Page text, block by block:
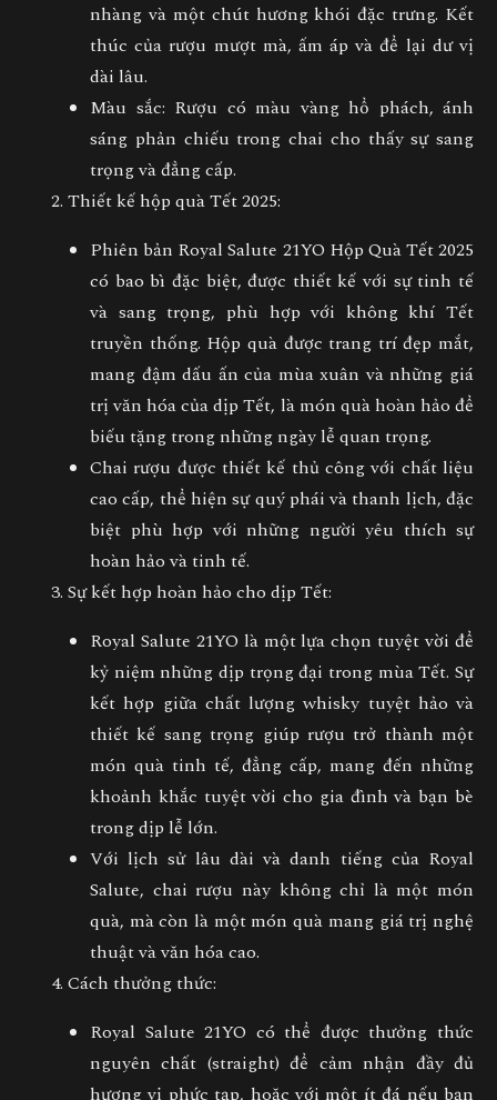
nhàng và một chút hương khói đặc trưng. Kết
thúc của rượu mượt mà, ấm áp và để lại dư vị
dài lâu.
Màu sắc: Rượu có màu vàng hổ phách, ánh
sáng phản chiếu trong chai cho thấy sự sang
trọng và đẳng cấp.
Thiết kế hộp quà Tết 2025:
Phiên bản Royal Salute 21YO Hộp Quà Tết 2025
có bao bì đặc biệt, được thiết kế với sự tinh tế
và sang trọng, phù hợp với không khí Tết
truyền thống. Hộp quà được trang trí đẹp mắt,
mang đậm dấu ấn của mùa xuân và những giá
trị văn hóa của dịp Tết, là món quà hoàn hảo để
biếu tặng trong những ngày lễ quan trọng.
Chai rượu được thiết kế thủ công với chất liệu
cao cấp, thể hiện sự quý phái và thanh lịch, đặc
biệt phù hợp với những người yêu thích sự
hoàn hảo và tinh tế.
Sự kết hợp hoàn hảo cho dịp Tết:
Royal Salute 21YO là một lựa chọn tuyệt vời để
kỷ niệm những dịp trọng đại trong mùa Tết. Sự
kết hợp giữa chất lượng whisky tuyệt hảo và
thiết kế sang trọng giúp rượu trở thành một
món quà tinh tế, đẳng cấp, mang đến những
khoảnh khắc tuyệt vời cho gia đình và bạn bè
trong dịp lễ lớn.
Với lịch sử lâu dài và danh tiếng của Royal
Salute, chai rượu này không chỉ là một món
quà, mà còn là một món quà mang giá trị nghệ
thuật và văn hóa cao.
Cách thưởng thức:
Royal Salute 21YO có thể được thưởng thức
nguyên chất (straight) để cảm nhận đầy đủ
hương vị phức tạp, hoặc với một ít đá nếu bạn